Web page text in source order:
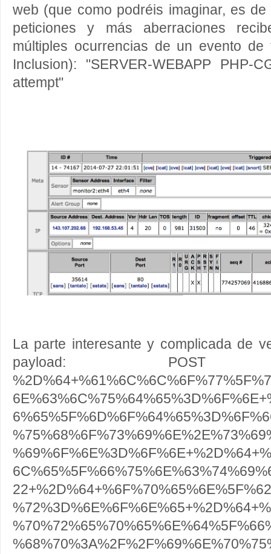
web (que como podréis imaginar, es
peticiones y más aberraciones
múltiples ocurrencias de un evento de
Inclusion): "SERVER-WEBAPP PHP-
attempt"
La parte interesante y complicada de
payload: POST /